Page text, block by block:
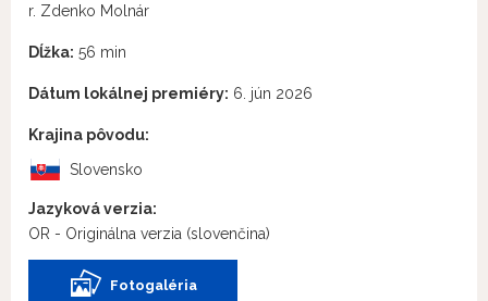
r. Zdenko Molnár
Dĺžka: 56 min
Dátum lokálnej premiéry: 6. jún 2026
Krajina pôvodu:
Slovensko
Jazyková verzia:
OR - Originálna verzia (slovenčina)
Fotogaléria